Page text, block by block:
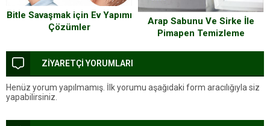
Bitle Savaşmak için Ev Yapımı
Çözümler
Arap Sabunu Ve Sirke İle
Pimapen Temizleme
ZİYARETÇİ YORUMLARI
Henüz yorum yapılmamış. İlk yorumu aşağıdaki form aracılığıyla siz
yapabilirsiniz.